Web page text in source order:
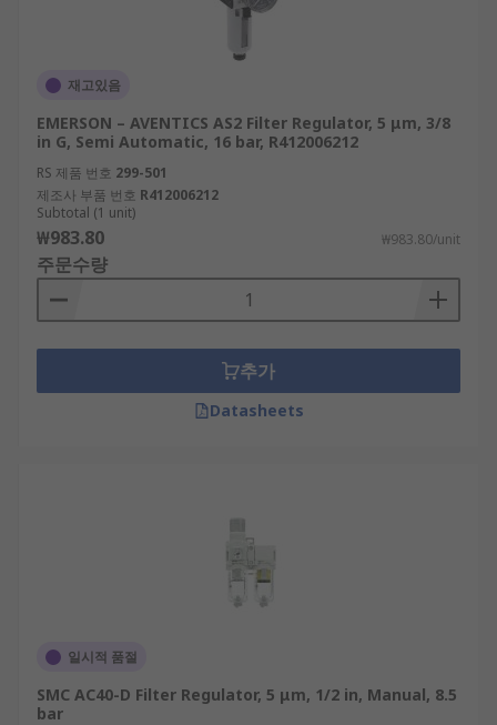
재고있음
EMERSON – AVENTICS AS2 Filter Regulator, 5 μm, 3/8
in G, Semi Automatic, 16 bar, R412006212
RS 제품 번호 299-501
제조사 부품 번호 R412006212
Subtotal (1 unit)
₩983.80 ₩983.80/unit
주문수량
추가
Datasheets
일시적 품절
SMC AC40-D Filter Regulator, 5 μm, 1/2 in, Manual, 8.5
bar